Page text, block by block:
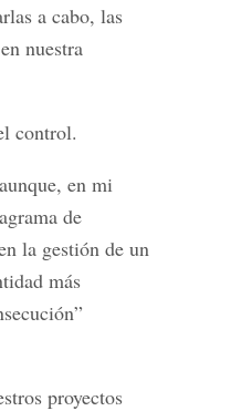
a cabo, las
nuestra
control.
en mi
de
la gestión de un
más
proyectos